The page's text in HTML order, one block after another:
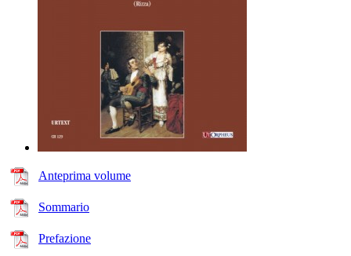
Anteprima volume
Sommario
Prefazione